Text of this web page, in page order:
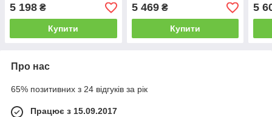
5 198 ₴
Купити
5 469₴
Купити
5
Про нас
65% позитивних з 24 відгуків за рік
Працює з 15.09.2017